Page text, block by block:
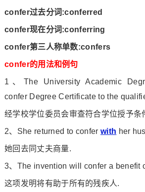
confer过去分词:conferred
confer现在分词:conferring
confer第三人称单数:confers
confer的用法和例句
1、The University Academic
confer Degree Certificate to the
经学校学位委员会审查符合学位授予条
2、She returned to confer with her
她回去同丈夫商量.
3、The invention will confer a benefit
这项发明将有助于所有的残疾人.